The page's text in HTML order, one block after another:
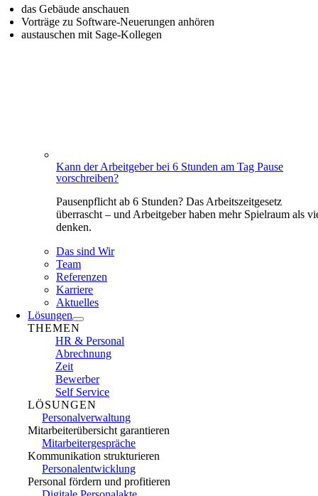
Kann der Arbeitgeber bei 6 Stunden am Tag Pause
vorschreiben?
Pausenpflicht ab 6 Stunden? Das Arbeitszeitgesetz
überrascht – und Arbeitgeber haben mehr Spielraum als
denken.
Das sind Wir
Team
Referenzen
Karriere
Aktuelles
Lösungen
THEMEN
HR & Personal
Abrechnung
Zeit
Bewerber
Self Service
LÖSUNGEN
Personalverwaltung
Mitarbeiterübersicht garantieren
Mitarbeitergespräche
Kommunikation strukturieren
Personalentwicklung
Personal fördern und profitieren
das Gebäude anschauen
Vorträge zu Software-Neuerungen anhören
austauschen mit Sage-Kollegen